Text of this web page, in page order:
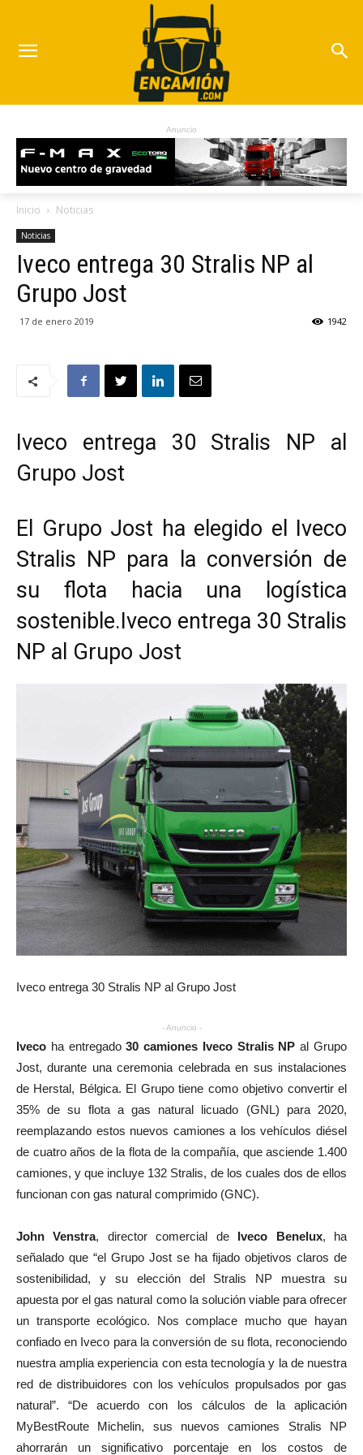
Anuncio
Inicio Noticias
Noticias
Iveco entrega 30 Stralis NP al
Grupo Jost
17 de enero 2019 1942
Iveco entrega 30 Stralis NP al
Grupo Jost
El Grupo Jost ha elegido el Iveco
Stralis NP para la conversión de
su flota hacia una logística
sostenible.Iveco entrega 30 Stralis
NP al Grupo Jost
Iveco entrega 30 Stralis NP al Grupo Jost
- Anuncio -
Iveco ha entregado30 camiones Iveco Stralis NP al Grupo
Jost, durante una ceremonia celebrada en sus instalaciones
de Herstal, Bélgica. El Grupo tiene como objetivo convertir el
35% de su flota a gas natural licuado (GNL) para 2020,
reemplazando estos nuevos camiones a los vehículos diésel
de cuatro años de la flota de la compañía, que asciende 1.400
camiones, y que incluye 132 Stralis, de los cuales dos de ellos
funcionan con gas natural comprimido (GNC).
John Venstra, director comercial de Iveco Benelux, ha
señalado que “el Grupo Jost se ha fijado objetivos claros de
sostenibilidad, y su elección del Stralis NP muestra su
apuesta por el gas natural como la solución viable para ofrecer
un transporte ecológico. Nos complace mucho que hayan
confiado en Iveco para la conversión de su flota, reconociendo
nuestra amplia experiencia con esta tecnología y la de nuestra
red de distribuidores con los vehículos propulsados por gas
natural”. “De acuerdo con los cálculos de la aplicación
MyBestRoute Michelin, sus nuevos camiones Stralis NP
ahorrarán un significativo porcentaje en los costos de